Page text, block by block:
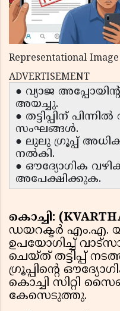
Representational
ADVERTISEMENT
● വ്യാജ
അയച്ചു.
● തട്ടിപ്പിന്
സംഘങ്ങൾ.
● ലുലു ഗ്രൂപ്പ്
നൽകി.
● ഔദ്യോഗിക
അപേക്ഷിക്കുക.
കൊച്ചി:
ഡയറക്ടർ എം.എ.
ഉപയോഗിച്ച്
ചെയ്ത് തട്ടിപ്പ്
ഗ്രൂപ്പിന്റെ
കൊച്ചി സിറ്റി
കേസെടുത്തു.